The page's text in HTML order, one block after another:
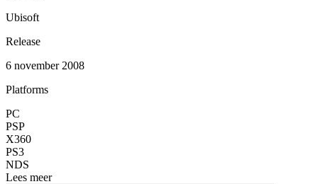
Ubisoft
Release
6 november 2008
Platforms
PC
PSP
X360
PS3
NDS
Lees meer